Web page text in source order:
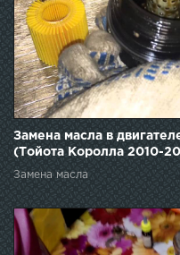
Замена масла в
(Тойота Королла 2010-
Замена масла